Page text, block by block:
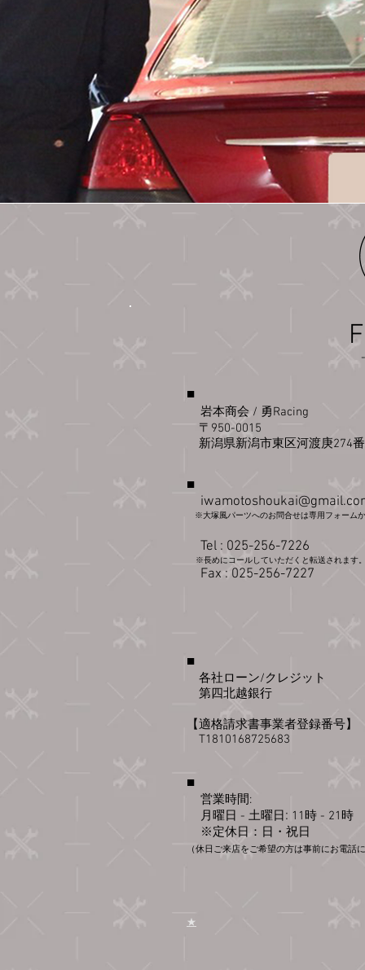
​■
岩本商会 / 勇Racing
〒950-0015
新潟県新潟市東区河渡庚274
■
※大塚風パーツへのお問合せは専用フォーム
Tel : 025-256-7226
※長めにコールしていただくと転送されます
​ Fax : 025-256-7227
■
各社ローン​/ク レジット
​ 第四北越銀行
​【適格請求書事業者登録番号】
​ T1810168725683
■
営業時間:
月曜日 - 土曜日 : 11時 - 21時​​​
※定休日：日・祝日
（休日ご来店をご希望の方は事前にお電話
​★​